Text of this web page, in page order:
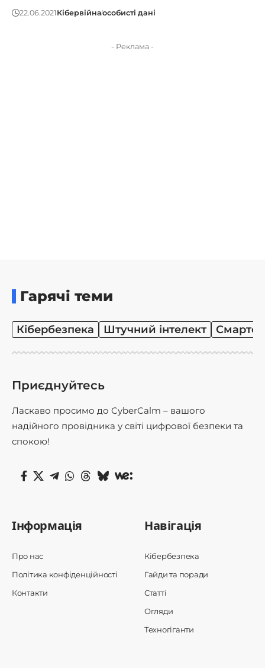
22.06.2021 Кібервійнаособисті дані
- Реклама -
Гарячі теми
Кібербезпека Штучний інтелект
Приєднуйтесь
Ласкаво просимо до CyberCalm – вашого
надійного провідника у світі цифрової безпеки та
спокою!
Інформація
Про нас
Політика конфіденційності
Контакти
Навігація
Кібербезпека
Гайди та поради
Статті
Огляди
Техногіганти